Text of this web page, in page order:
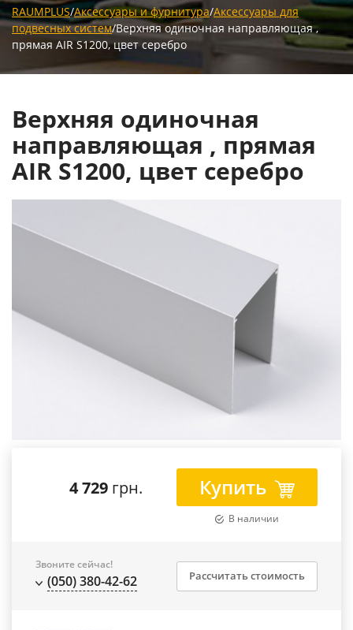
RAUMPLUS/Аксессуары и фурнитура/Аксессуары для
подвесных систем/Верхняя одиночная направляющая ,
прямая AIR S1200, цвет серебро
Верхняя одиночная
направляющая , прямая
AIR S1200, цвет серебро
4 729 грн. Купить
В наличии
Звоните сейчас!
(050) 380-42-62 Рассчитать стоимость